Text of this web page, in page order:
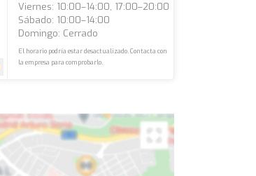
Viernes: 10:00–14:00, 17:00–20:00
Sábado: 10:00–14:00
Domingo: Cerrado
El horario podría estar desactualizado. Contacta con
la empresa para comprobarlo.